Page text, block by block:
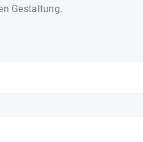
Gestaltung.